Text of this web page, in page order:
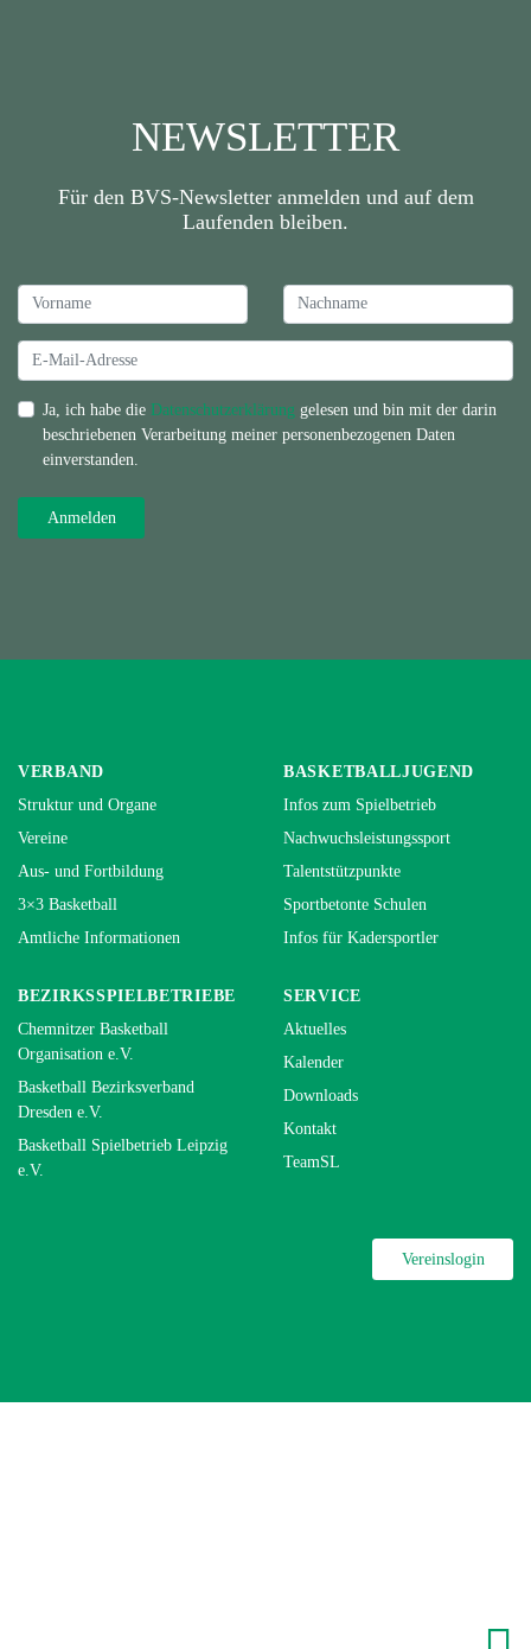
NEWSLETTER
Für den BVS-Newsletter anmelden und auf dem
Laufenden bleiben.
Ja, ich habe die Datenschutzerklärung gelesen und bin mit der darin
beschriebenen Verarbeitung meiner personenbezogenen Daten
einverstanden.
VERBAND
Struktur und Organe
Vereine
Aus- und Fortbildung
3×3 Basketball
Amtliche Informationen
BASKETBALLJUGEND
Infos zum Spielbetrieb
Nachwuchsleistungssport
Talentstützpunkte
Sportbetonte Schulen
Infos für Kadersportler
BEZIRKSSPIELBETRIEBE
Chemnitzer Basketball
Organisation e.V.
Basketball Bezirksverband
Dresden e.V.
Basketball Spielbetrieb Leipzig
e.V.
SERVICE
Aktuelles
Kalender
Downloads
Kontakt
TeamSL
Vereinslogin